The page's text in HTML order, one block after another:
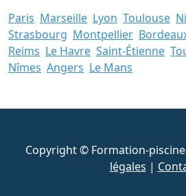
Paris Marseille Lyon Toulouse
Strasbourg Montpellier
Reims Le Havre Saint-Étienne
Nîmes Angers Le Mans
Copyright © Formation-
légales |